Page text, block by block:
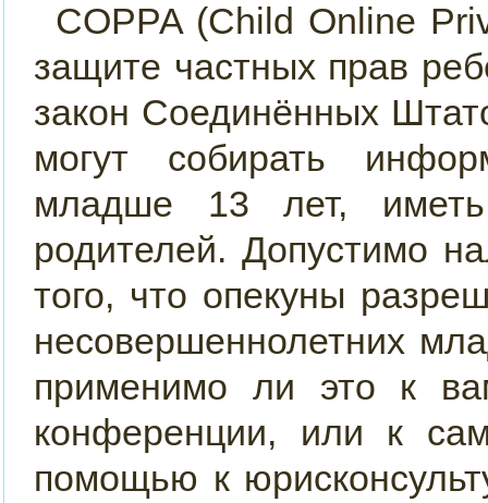
COPPA (Child Online
защите частных прав
закон Соединённых
могут собирать
младше 13 лет,
родителей. Допустимо
того, что опекуны
несовершеннолетних
применимо ли это к
конференции, или к
помощью к